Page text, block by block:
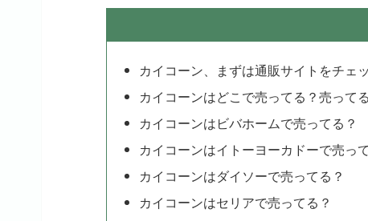
カイコーン、まずは通販サイトをチェ
カイコーンはどこで売ってる？売って
カイコーンはビバホームで売ってる？
カイコーンはイトーヨーカドーで売っ
カイコーンはダイソーで売ってる？
カイコーンはセリアで売ってる？